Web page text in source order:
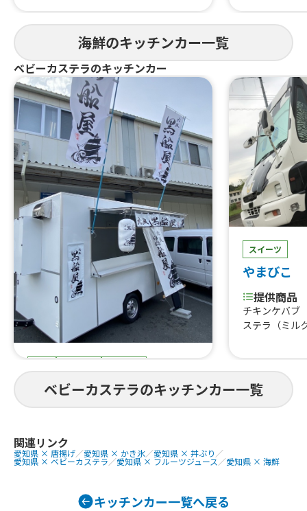
ちらし寿司、
コ、カスタ
ヒー）（各
5個）、本マ
丼、サーモン
丼、まぐろ血
ト、まぐろ
サーモン丼
ス丼（鮪・サ
用 鮪丼、at
ロ丼、トロ
ギトロ丼、バ
りトロ丼、中
三色丼、タス
タスマニアサ
ーモン炙りマ
貫、中トロ1
貫、サーモン
ドリンク（お
ル、チューハ
ーダ、カラフ
ーム、マグロ
海鮮のキッチンカー一覧
ベビーカステラのキッチンカー
大阪黒船屋
提供商品
マキ、ベビーカステラ
スイーツ
やまびこ
提供商品
チキンケバブ
ステラ（ミル
ベビーカステラのキッチンカー一覧
関連リンク
愛知県 × 唐揚げ／愛知県 × かき氷／愛知県 × 丼ぶり ／
愛知県 × ベビーカステラ／愛知県 × フルーツジュース ／愛知県 × 海鮮
キッチンカー一覧へ戻る